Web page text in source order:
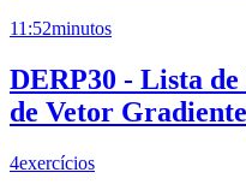
11:52minutos
DERP30 - Lista
de Vetor Gradiente
4exercícios